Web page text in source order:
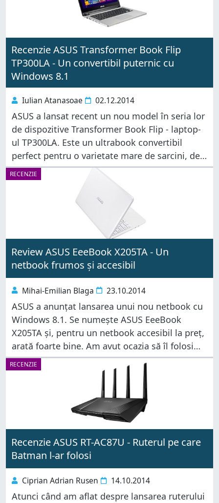
Recenzie ASUS Transformer Book Flip
TP300LA - Un convertibil puternic cu
Windows 8.1
Iulian Atanasoae 02.12.2014
ASUS a lansat recent un nou model în seria lor
de dispozitive Transformer Book Flip - laptop-
ul TP300LA. Este un ultrabook convertibil
perfect pentru o varietate mare de sarcini, de
la activități de zi cu zi, la programe și aplicații
RECENZIE
Review ASUS EeeBook X205TA - Un
netbook frumos și accesibil
Mihai-Emilian Blaga 23.10.2014
ASUS a anunțat lansarea unui nou netbook cu
Windows 8.1. Se numește ASUS EeeBook
X205TA și, pentru un netbook accesibil la preț,
arată foarte bine. Am avut ocazia să îl folosim
timp de o săptămână iar acum suntem gata să
RECENZIE
Recenzie ASUS RT-AC87U - Ruterul pe care
Batman l-ar folosi
Ciprian Adrian Rusen 14.10.2014
Atunci când am aflat despre lansarea ruterului